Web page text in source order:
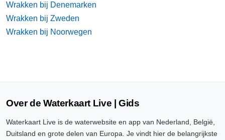
Wrakken bij Denemarken
Wrakken bij Zweden
Wrakken bij Noorwegen
Over de Waterkaart Live | Gids
Waterkaart Live is de waterwebsite en app van Nederland, België,
Duitsland en grote delen van Europa. Je vindt hier de belangrijkste